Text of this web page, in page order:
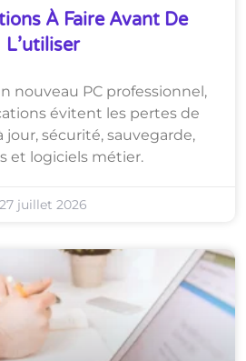
À Faire Avant De
L’utiliser
nouveau PC professionnel,
évitent les pertes de
jour, sécurité, sauvegarde,
et logiciels métier.
27 juillet 2026